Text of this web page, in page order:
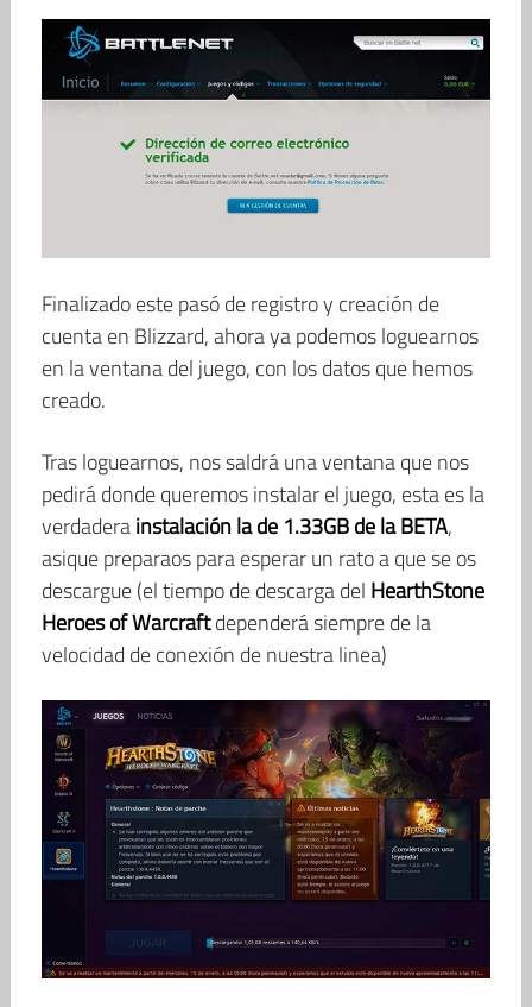
Finalizado este pasó de registro y creación de
cuenta en Blizzard, ahora ya podemos loguearnos
en la ventana del juego, con los datos que hemos
creado.
Tras loguearnos, nos saldrá una ventana que nos
pedirá donde queremos instalar el juego, esta es la
verdaderainstalación la de 1.33GB de la BETA,
asique preparaos para esperar un rato a que se os
descargue (el tiempo de descarga del HearthStone
Heroes of Warcraftdependerá siempre de la
velocidad de conexión de nuestra linea)